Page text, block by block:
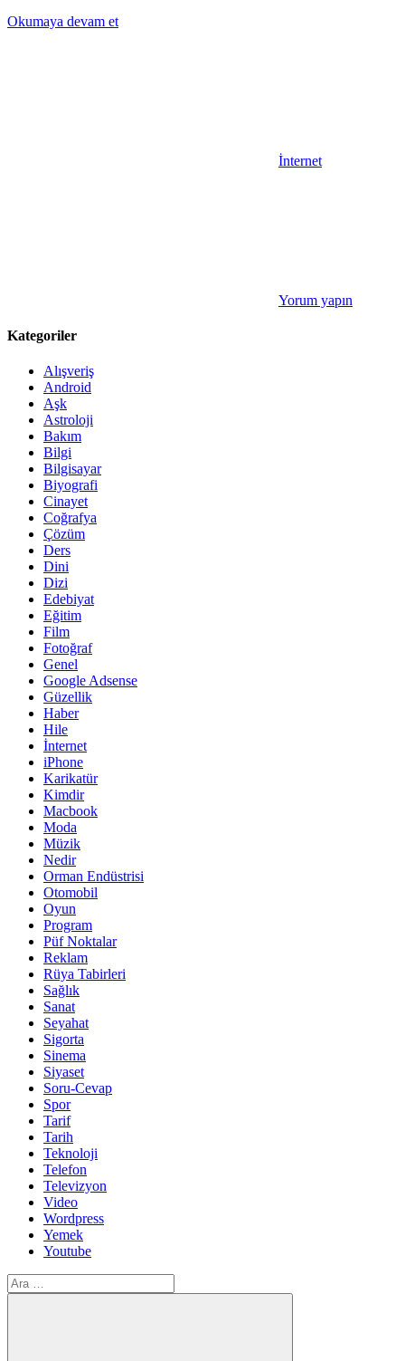
Okumaya devam et
İnternet
Yorum yapın
Kategoriler
Alışveriş
Android
Aşk
Astroloji
Bakım
Bilgi
Bilgisayar
Biyografi
Cinayet
Coğrafya
Çözüm
Ders
Dini
Dizi
Edebiyat
Eğitim
Film
Fotoğraf
Genel
Google Adsense
Güzellik
Haber
Hile
İnternet
iPhone
Karikatür
Kimdir
Macbook
Moda
Müzik
Nedir
Orman Endüstrisi
Otomobil
Oyun
Program
Püf Noktalar
Reklam
Rüya Tabirleri
Sağlık
Sanat
Seyahat
Sigorta
Sinema
Siyaset
Soru-Cevap
Spor
Tarif
Tarih
Teknoloji
Telefon
Televizyon
Video
Wordpress
Yemek
Youtube
Arama: